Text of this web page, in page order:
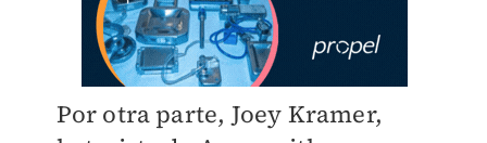
Por otra parte, Joey Kramer,